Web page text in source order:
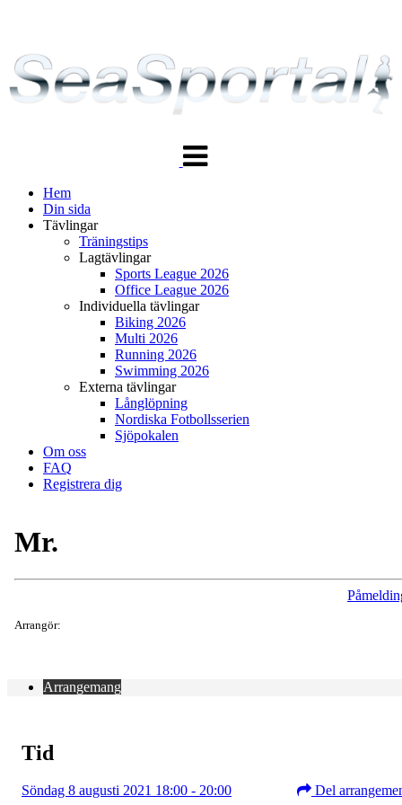
navigering
Hem
Din sida
Tävlingar
Träningstips
Lagtävlingar
Sports League 2026
Office League 2026
Individuella tävlingar
Biking 2026
Multi 2026
Running 2026
Swimming 2026
Externa tävlingar
Långlöpning
Nordiska Fotbollsserien
Sjöpokalen
Om oss
FAQ
Registrera dig
Mr.
Arrangör:
Arrangemang
Tid
Söndag 8 augusti 2021 18:00 - 20:00 Del